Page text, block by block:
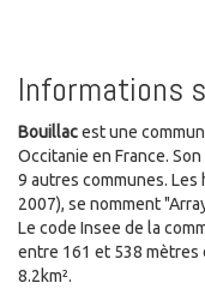
Informations
Bouillacest une
Occitanie en France.
9 autres communes.
2007), se nomment
Le code Insee de la
entre 161 et 538
8.2km².